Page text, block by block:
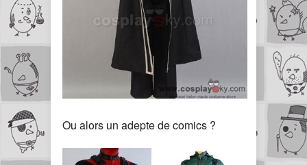
Ou alors un adepte de comics ?